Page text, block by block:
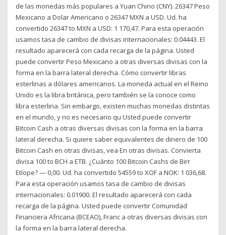
de las monedas más populares a Yuan Chino (CNY). 26347 Peso
Mexicano a Dolar Americano o 26347 MXN a USD. Ud. ha
convertido 26347 to MXN a USD: 1 170,47. Para esta operación
usamos tasa de cambio de divisas internacionales: 0.04443. El
resultado aparecerá con cada recarga de la página. Usted
puede convertir Peso Mexicano a otras diversas divisas con la
forma en la barra lateral derecha. Cómo convertir libras
esterlinas a dólares americanos. La moneda actual en el Reino
Unido es la libra británica, pero también se la conoce como
libra esterlina. Sin embargo, existen muchas monedas distintas
en el mundo, y no es necesario qu Usted puede convertir
Bitcoin Cash a otras diversas divisas con la forma en la barra
lateral derecha. Si quiere saber equivalentes de dinero de 100
Bitcoin Cash en otras divisas, vea En otras divisas. Convierta
divisa 100 to BCH a ETB. ¿Cuánto 100 Bitcoin Cashs de Birr
Etíope? — 0,00. Ud. ha convertido 54559 to XOF a NOK: 1 036,68.
Para esta operación usamos tasa de cambio de divisas
internacionales: 0.01900. El resultado aparecerá con cada
recarga de la página. Usted puede convertir Comunidad
Financiera Africana (BCEAO), Franc a otras diversas divisas con
la forma en la barra lateral derecha.